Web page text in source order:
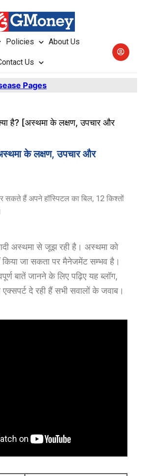
Policies About Us
Us
Pages
है? [अस्थमा के लक्षण, उपचार और
के लक्षण, उपचार और
सकते हैं अपने हॉस्पिटल का बिल, 12 किश्तों
अस्थमा से जूझ रही है। अस्थमा को
किया जा सकता पर मैनेजमेंट सम्भव है।
बातें जानने के लिए पढ़िए यह ब्लॉग,
दे रही हैं सभी सवालों के जवाब।